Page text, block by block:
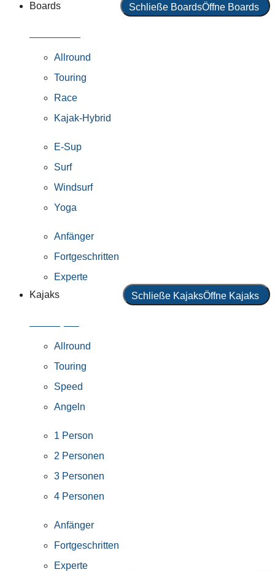
Boards Schließe BoardsÖffne Boards
Allround
Touring
Race
Kajak-Hybrid
E-Sup
Surf
Windsurf
Yoga
Anfänger
Fortgeschritten
Experte
Kajaks
Schließe KajaksÖffne Kajaks
Allround
Touring
Speed
Angeln
1 Person
2 Personen
3 Personen
4 Personen
Anfänger
Fortgeschritten
Experte